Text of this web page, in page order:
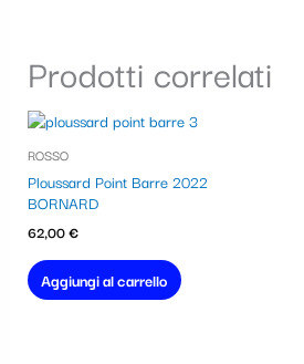
Prodotti correlati
ROSSO
Ploussard Point Barre 2022
BORNARD
62,00€
Aggiungi al carrello